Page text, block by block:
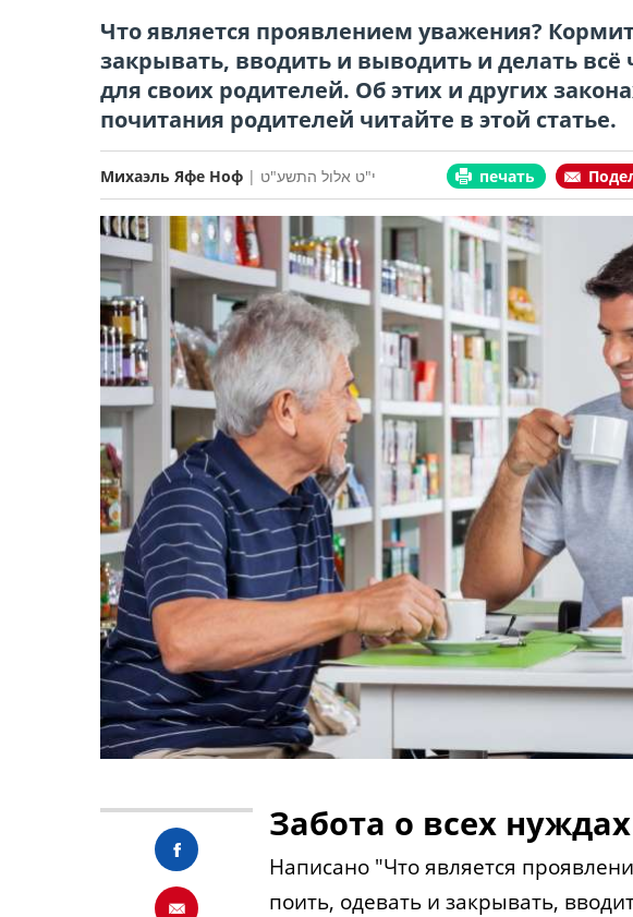
Что является проявлением уважения?
закрывать, вводить и выводить и делать всё
для своих родителей. Об этих и других
почитания родителей читайте в этой статье.
печать
Михаэль Яфе Ноф י"ט אלול התשע"ט |
19.09.19 | 13:55
Забота о всех
Написано "Что является
поить, одевать и закрывать,